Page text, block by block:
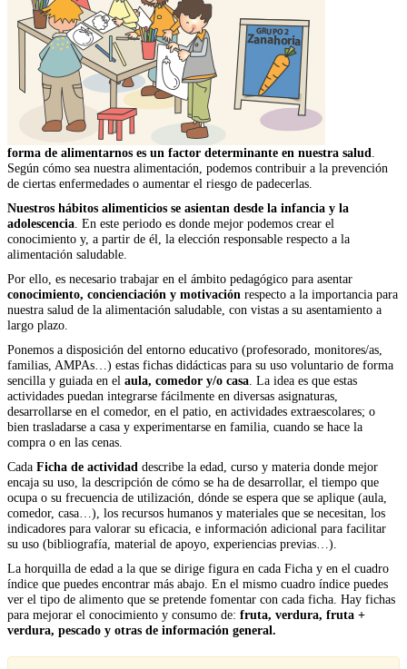
forma de alimentarnos es un factor determinante en nuestra salud
Según cómo sea nuestra alimentación, podemos contribuir a la prevención
de ciertas enfermedades o aumentar el riesgo de padecerlas.
Nuestros hábitos alimenticios se asientan desde la infancia y la
adolescencia . En este periodo es donde mejor podemos crear el
conocimiento y, a partir de él, la elección responsable respecto a la
alimentación saludable.
Por ello, es necesario trabajar en el ámbito pedagógico para asentar
conocimiento, concienciación y motivación respecto a la importancia para
nuestra salud de la alimentación saludable, con vistas a su asentamiento a
largo plazo.
Ponemos a disposición del entorno educativo (profesorado, monitores/as,
familias, AMPAs…) estas fichas didácticas para su uso voluntario de forma
sencilla y guiada en el aula, comedor y/o casa . La idea es que estas
actividades puedan integrarse fácilmente en diversas asignaturas,
desarrollarse en el comedor, en el patio, en actividades extraescolares; o
bien trasladarse a casa y experimentarse en familia, cuando se hace la
compra o en las cenas.
Cada Ficha de actividad describe la edad, curso y materia donde mejor
encaja su uso, la descripción de cómo se ha de desarrollar, el tiempo que
ocupa o su frecuencia de utilización, dónde se espera que se aplique (aula,
comedor, casa…), los recursos humanos y materiales que se necesitan, los
indicadores para valorar su eficacia, e información adicional para facilitar
su uso (bibliografía, material de apoyo, experiencias previas…).
La horquilla de edad a la que se dirige figura en cada Ficha y en el cuadro
índice que puedes encontrar más abajo. En el mismo cuadro índice puedes
ver el tipo de alimento que se pretende fomentar con cada ficha. Hay fichas
para mejorar el conocimiento y consumo de: fruta, verdura, fruta +
verdura, pescado y otras de información general.